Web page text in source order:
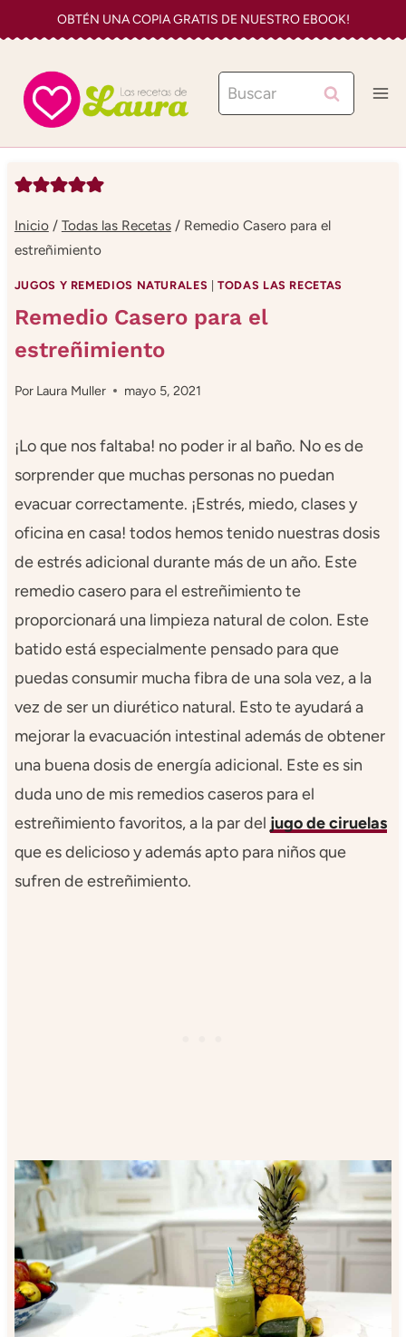
al
contenido
OBTÉN UNA COPIA GRATIS DE NUESTRO EBOOK!
Buscar:
Inicio / Todas las Recetas / Remedio Casero para el
estreñimiento
JUGOS Y REMEDIOS NATURALES |TODAS LAS RECETAS
Remedio Casero para el
estreñimiento
Por Laura Muller mayo 5, 2021
¡Lo que nos faltaba! no poder ir al baño. No es de
sorprender que muchas personas no puedan
evacuar correctamente. ¡Estrés, miedo, clases y
oficina en casa! todos hemos tenido nuestras dosis
de estrés adicional durante más de un año. Este
remedio casero para el estreñimiento te
proporcionará una limpieza natural de colon. Este
batido está especialmente pensado para que
puedas consumir mucha fibra de una sola vez, a la
vez de ser un diurético natural. Esto te ayudará a
mejorar la evacuación intestinal además de obtener
una buena dosis de energía adicional. Este es sin
duda uno de mis remedios caseros para el
estreñimiento favoritos, a la par del jugo de ciruelas
que es delicioso y además apto para niños que
sufren de estreñimiento.